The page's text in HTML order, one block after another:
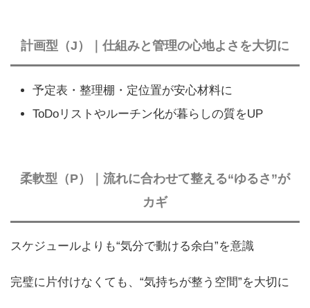
計画型（J）｜仕組みと管理の心地よさを大切に
予定表・整理棚・定位置が安心材料に
ToDoリストやルーチン化が暮らしの質をUP
柔軟型（P）｜流れに合わせて整える“ゆるさ”が
カギ
スケジュールよりも“気分で動ける余白”を意識
完璧に片付けなくても、“気持ちが整う空間”を大切に